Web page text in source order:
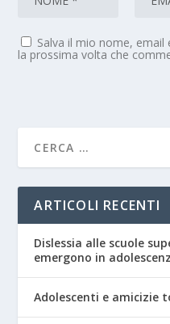
Salva il mio nome,
la prossima volta che
ARTICOLI RECENTI
Dislessia alle scuole
emergono in
Adolescenti e amicizie